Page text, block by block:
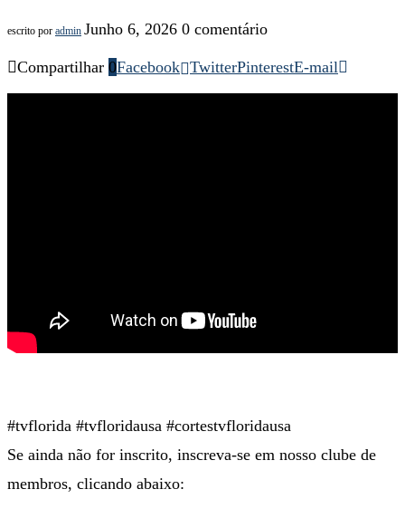
escrito por admin Junho 6, 2026 0 comentário
Compartilhar 0Facebook TwitterPinterestE-mail
#tvflorida #tvfloridausa #cortestvfloridausa
Se ainda não for inscrito, inscreva-se em nosso clube de
membros, clicando abaixo: